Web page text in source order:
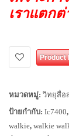
เราแตกต่
Product
หมวดหมู่: วิทยุสื่อ
ป้ายกำกับ: Ic7400,
walkie, walkie